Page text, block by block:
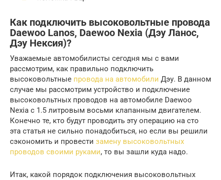
Как подключить высоковольтные провода
Daewoo Lanos, Daewoo Nexia (Дэу Ланос,
Дэу Нексия)?
Уважаемые автомобилисты сегодня мы с вами
рассмотрим, как правильно подключить
высоковольтные провода на автомобили Дэу. В данном
случае мы рассмотрим устройство и подключение
высоковольтных проводов на автомобиле Daewoo
Nexia с 1.5 литровым восьми клапанным двигателем.
Конечно те, кто будут проводить эту операцию на сто
эта статья не сильно понадобиться, но если вы решили
сэкономить и провести замену высоковольтных
проводов своими руками, то вы зашли куда надо.
Итак, какой порядок подключения высоковольтных